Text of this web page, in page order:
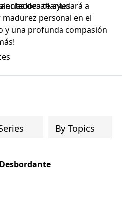
desafiantes.
te ayudará a
personal en el
y una profunda compasión
By Topics